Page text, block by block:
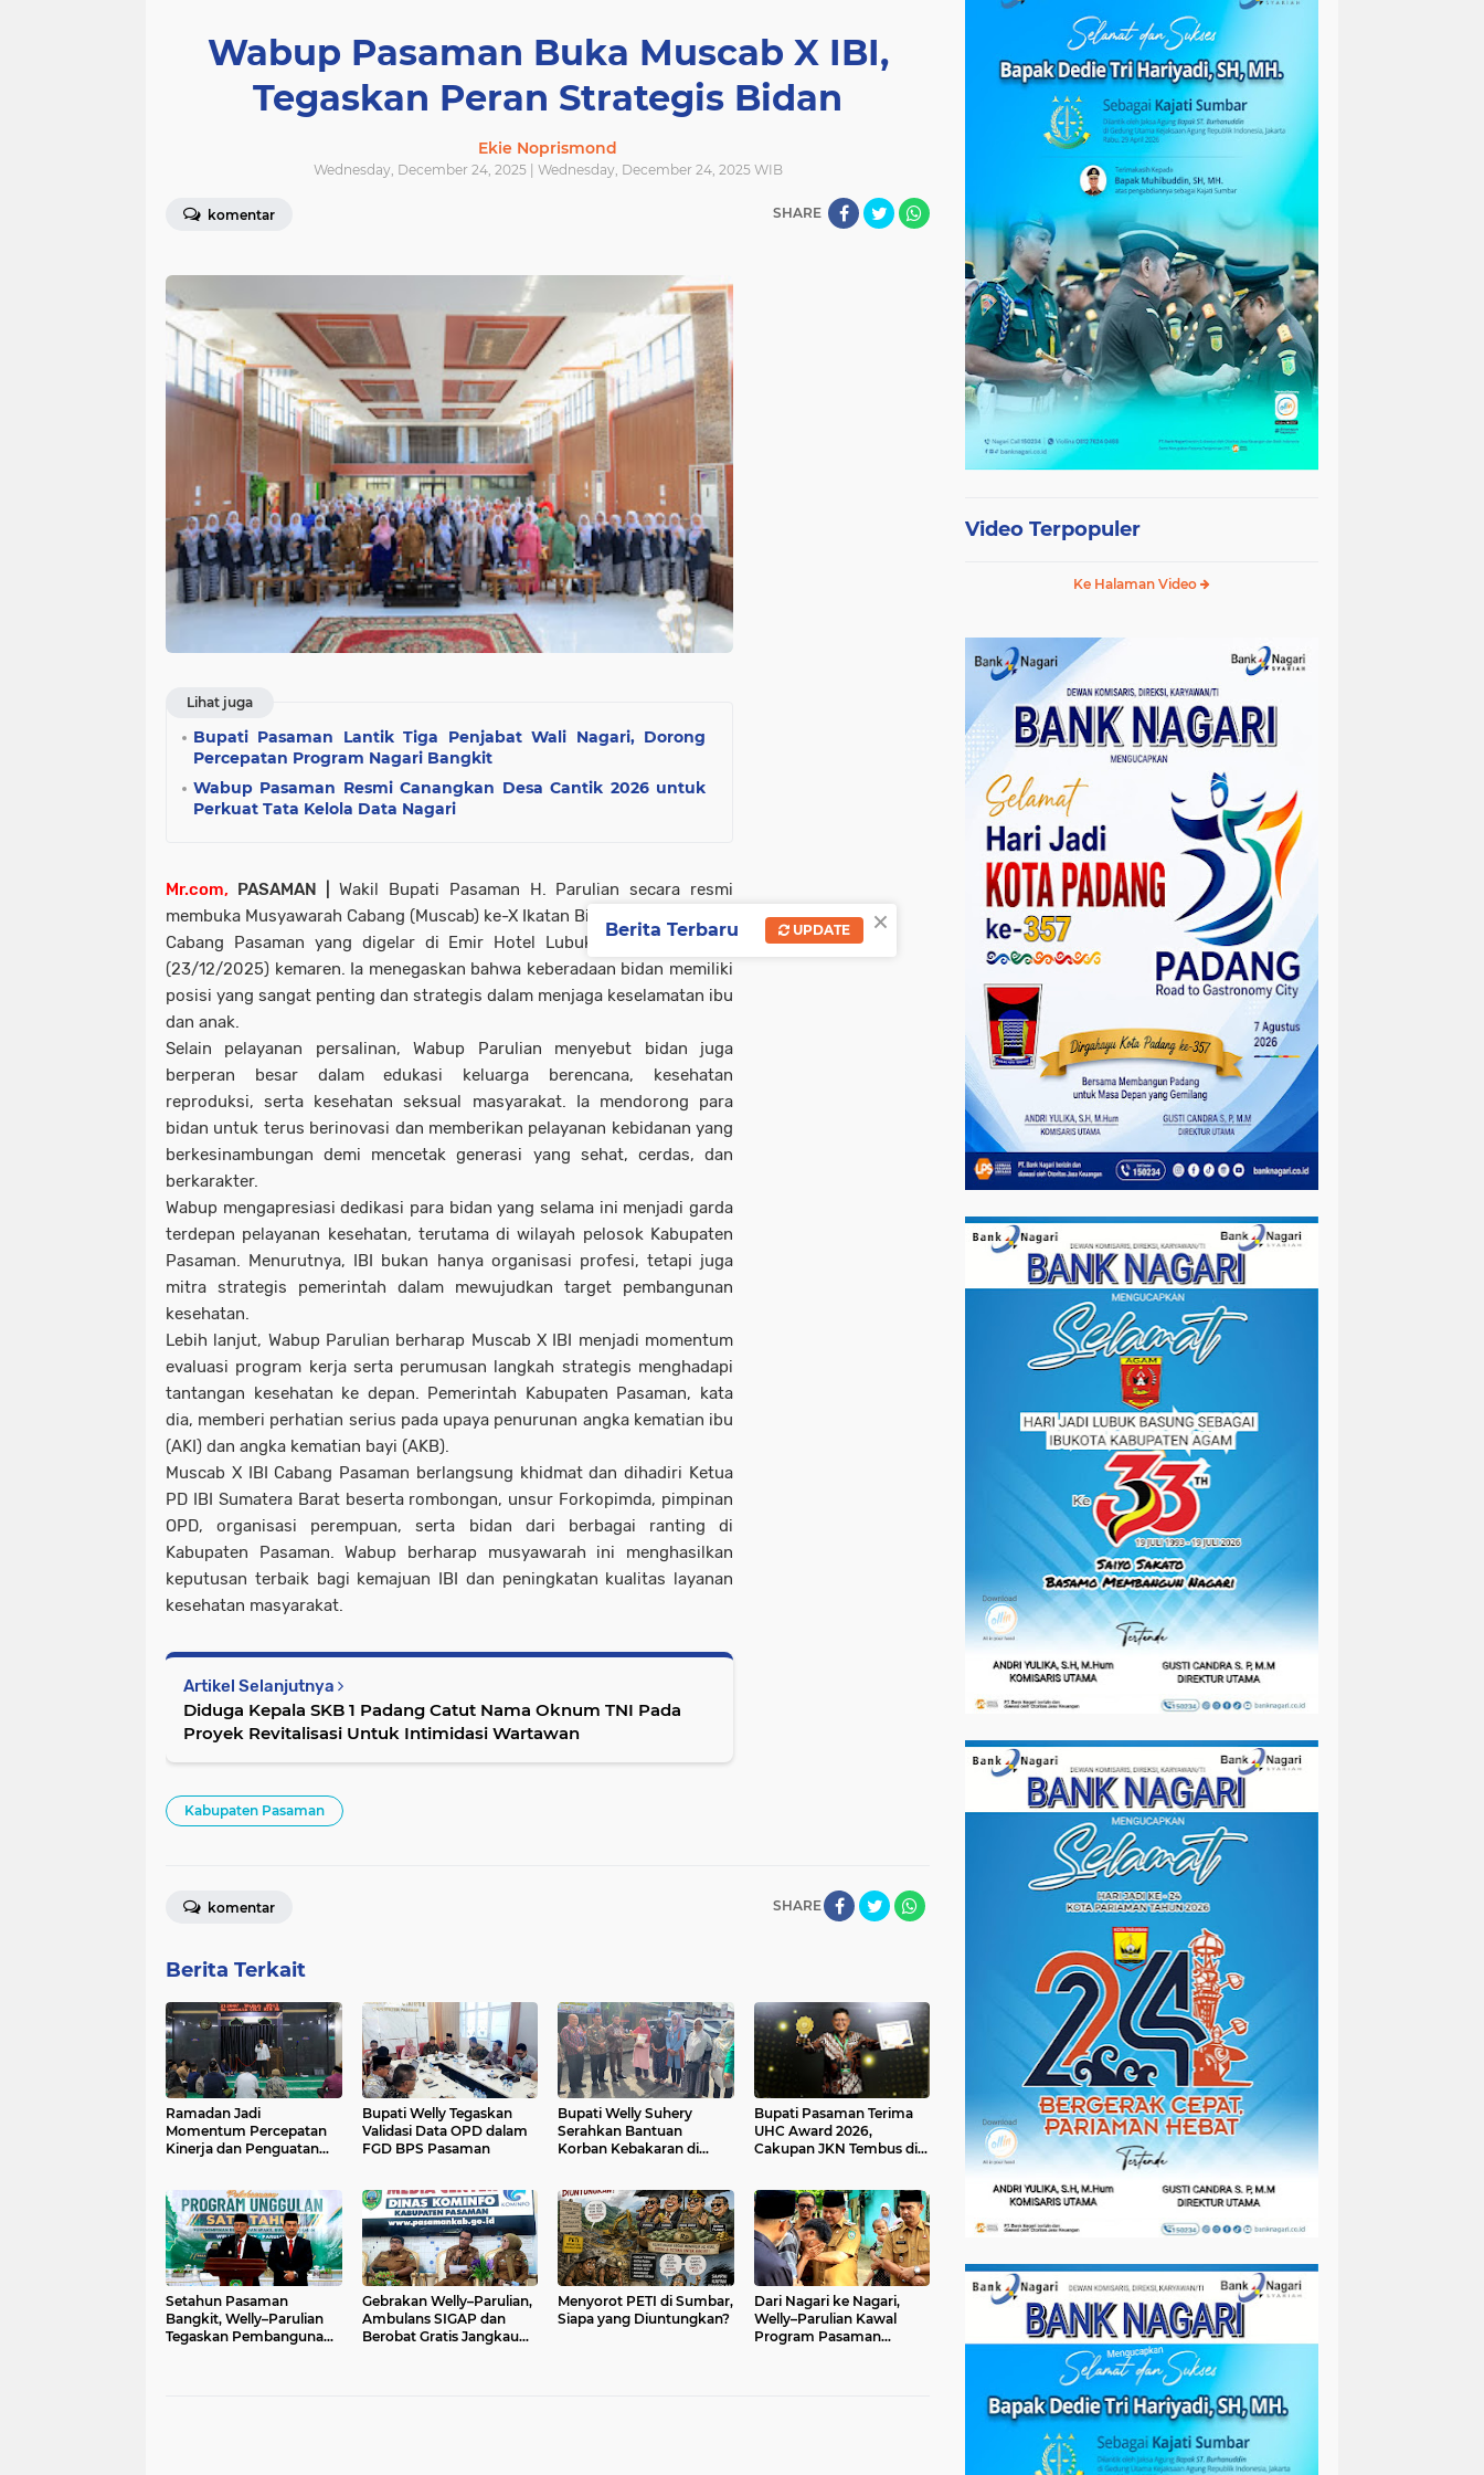
Wabup Pasaman Buka Muscab X IBI,
Tegaskan Peran Strategis Bidan
Ekie Noprismond
Wednesday, December 24, 2025 | Wednesday, December 24, 2025 WIB
komentar SHARE
Lihat juga
Bupati Pasaman Lantik Tiga Penjabat Wali Nagari, Dorong
Percepatan Program Nagari Bangkit
Wabup Pasaman Resmi Canangkan Desa Cantik 2026 untuk
Perkuat Tata Kelola Data Nagari
Mr.com, PASAMAN |
Wakil Bupati Pasaman H. Parulian secara resmi
membuka Musyawarah Cabang (Muscab) ke-X Ikatan Bidan Indonesia (IBI)
Cabang Pasaman yang digelar di Emir Hotel Lubuk Sikaping, Selasa
(23/12/2025) kemaren. Ia menegaskan bahwa keberadaan bidan memiliki
posisi yang sangat penting dan strategis dalam menjaga keselamatan ibu
dan anak.
Selain pelayanan persalinan, Wabup Parulian menyebut bidan juga
berperan besar dalam edukasi keluarga berencana, kesehatan
reproduksi, serta kesehatan seksual masyarakat. Ia mendorong para
bidan untuk terus berinovasi dan memberikan pelayanan kebidanan yang
berkesinambungan demi mencetak generasi yang sehat, cerdas, dan
berkarakter.
Wabup mengapresiasi dedikasi para bidan yang selama ini menjadi garda
terdepan pelayanan kesehatan, terutama di wilayah pelosok Kabupaten
Pasaman. Menurutnya, IBI bukan hanya organisasi profesi, tetapi juga
mitra strategis pemerintah dalam mewujudkan target pembangunan
kesehatan.
Lebih lanjut, Wabup Parulian berharap Muscab X IBI menjadi momentum
evaluasi program kerja serta perumusan langkah strategis menghadapi
tantangan kesehatan ke depan. Pemerintah Kabupaten Pasaman, kata
dia, memberi perhatian serius pada upaya penurunan angka kematian ibu
(AKI) dan angka kematian bayi (AKB).
Muscab X IBI Cabang Pasaman berlangsung khidmat dan dihadiri Ketua
PD IBI Sumatera Barat beserta rombongan, unsur Forkopimda, pimpinan
OPD, organisasi perempuan, serta bidan dari berbagai ranting di
Kabupaten Pasaman. Wabup berharap musyawarah ini menghasilkan
keputusan terbaik bagi kemajuan IBI dan peningkatan kualitas layanan
kesehatan masyarakat.
Artikel Selanjutnya
Diduga Kepala SKB 1 Padang Catut Nama Oknum TNI Pada
Proyek Revitalisasi Untuk Intimidasi Wartawan
Kabupaten Pasaman
SHARE
komentar
Berita Terkait
Ramadan Jadi
Momentum Percepatan
Kinerja dan Penguatan
Bupati Welly Tegaskan
Validasi Data OPD dalam
FGD BPS Pasaman
Bupati Welly Suhery
Serahkan Bantuan
Korban Kebakaran di
Bupati Pasaman Terima
UHC Award 2026,
Cakupan JKN Tembus di
Setahun Pasaman
Bangkit, Welly–Parulian
Tegaskan Pembangunan
Gebrakan Welly–Parulian,
Ambulans SIGAP dan
Berobat Gratis Jangkau
Menyorot PETI di Sumbar,
Siapa yang Diuntungkan?
Dari Nagari ke Nagari,
Welly–Parulian Kawal
Program Pasaman
Video Terpopuler
Ke Halaman Video
×
Berita Terbaru UPDATE